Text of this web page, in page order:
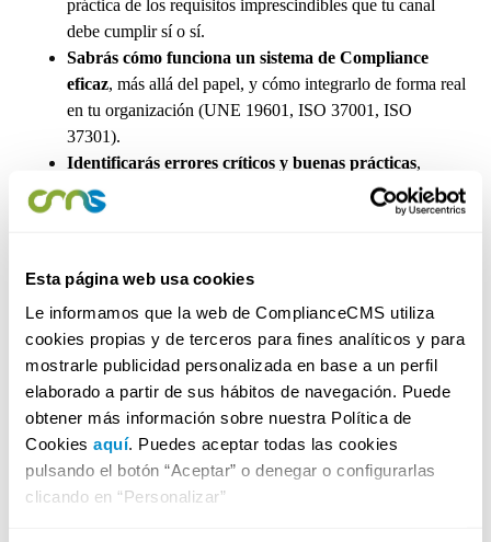
Esta página web usa cookies
Le informamos que la web de ComplianceCMS utiliza
cookies propias y de terceros para fines analíticos y para
mostrarle publicidad personalizada en base a un perfil
elaborado a partir de sus hábitos de navegación. Puede
obtener más información sobre nuestra Política de
Cookies aquí. Puedes aceptar todas las cookies
pulsando el botón “Aceptar” o denegar o configurarlas
clicando en “Personalizar”
práctica de los requisitos imprescindibles que tu canal
debe cumplir sí o sí.
Sabrás cómo funciona un sistema de Compliance
eficaz, más allá del papel, y cómo integrarlo de forma real
en tu organización (UNE 19601, ISO 37001, ISO
37301).
Identificarás errores críticos y buenas prácticas,
aprendiendo la importancia de la certificación de las
normas por una entidad certificadora acreditada por
Accederás a conocimiento experto y actualizado
pudiendo resolver dudas específicas de tu sector con
profesionales especializados en cumplimiento normativo.
¡Te esperamos el 18 de diciembre, a las 10h!
PONENTES: